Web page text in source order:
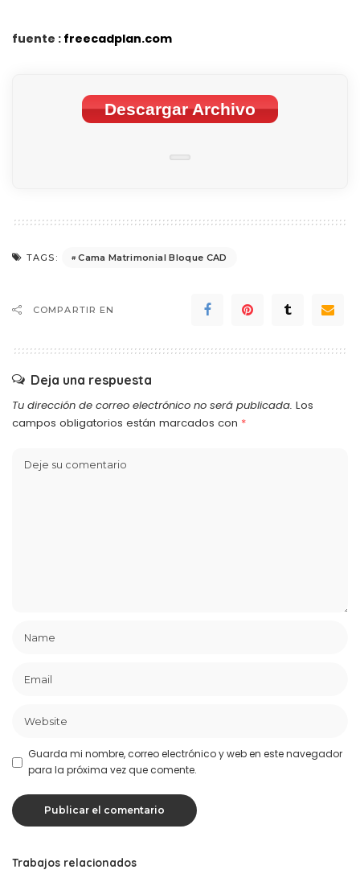
fuente : freecadplan.com
Descargar Archivo
TAGS: Cama Matrimonial Bloque CAD
COMPARTIR EN
Deja una respuesta
Tu dirección de correo electrónico no será publicada. Los
campos obligatorios están marcados con *
Guarda mi nombre, correo electrónico y web en este navegador
para la próxima vez que comente.
Trabajos relacionados